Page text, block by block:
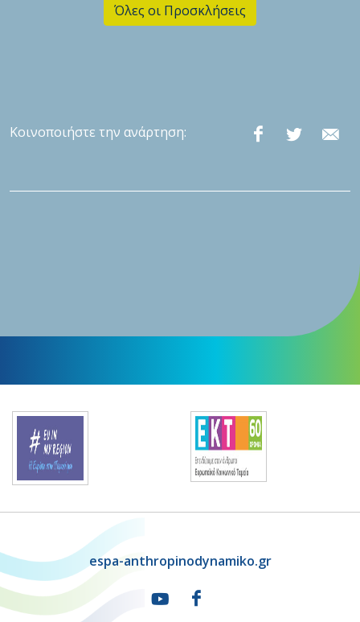
Όλες οι Προσκλήσεις
Κοινοποιήστε την ανάρτηση:
espa-anthropinodynamiko.gr